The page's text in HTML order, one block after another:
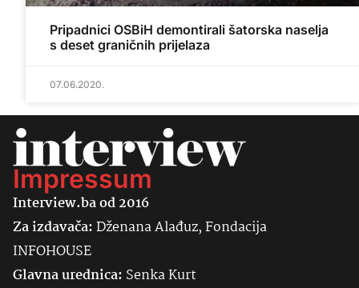
Pripadnici OSBiH demontirali šatorska naselja
s deset graničnih prijelaza
07.06.2020.
Impressum
Interview.ba od 2016
Za izdavača:Dženana Alađuz, Fondacija
INFOHOUSE
Glavna urednica: SenkaKurt